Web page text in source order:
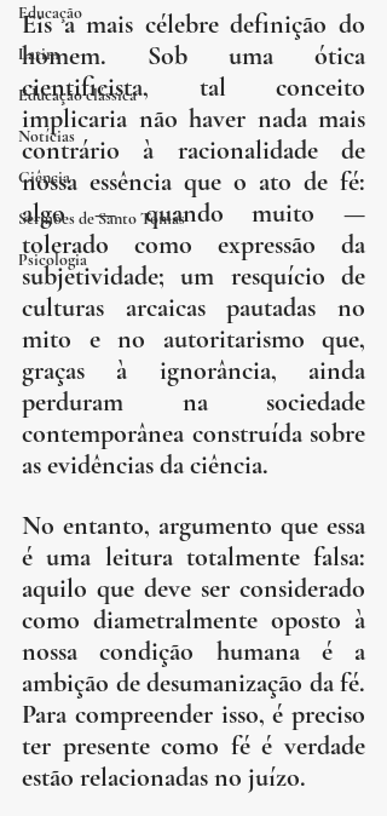
Educação
Latim
Educação clássica
Notícias
Ciência
Sermões de Santo Tomás
Psicologia
Eis a mais célebre definição do
homem. Sob uma ótica
cientificista, tal conceito
implicaria não haver nada mais
contrário à racionalidade de
nossa essência que o ato de fé:
algo — quando muito —
tolerado como expressão da
subjetividade; um resquício de
culturas arcaicas pautadas no
mito e no autoritarismo que,
graças à ignorância, ainda
perduram na sociedade
contemporânea construída sobre
as evidências da ciência.
No entanto, argumento que essa
é uma leitura totalmente falsa:
aquilo que deve ser considerado
como diametralmente oposto à
nossa condição humana é a
ambição de desumanização da fé.
Para compreender isso, é preciso
ter presente como fé é verdade
estão relacionadas no juízo.